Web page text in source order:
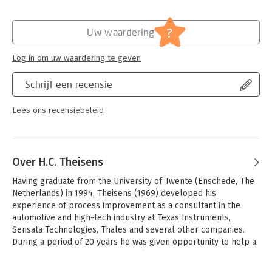
bepalen in hoeverre de organisatie klaar is om door te groeien
naar het volgende niveau. Daarbij wordt enerzijds gekeken
naar de toepassing van de technieken en anderzijds naar de
bijbehorende houding het gedrag van managers en
De beklimming naar de ‘Top of the Mountain’ is niet altijd
organisatorische obstakels. Om de top te bereiken zul je die
wegnemen. Tegelijkertijd is het ook een interessante reis,
altijd in het oog: het fantastische uitzicht.
Climbing the mountain
Schrijf een recensie
Lees ons recensiebeleid
Uw waardering ?
Log in om uw waardering te geven
Over H.C. Theisens
Having graduate from the University of Twente (Enschede, The
Netherlands) in 1994, Theisens (1969) developed his
experience of process improvement as a consultant in the
automotive and high-tech industry at Texas Instruments,
Sensata Technologies, Thales and several other companies.
During a period of 20 years he was given opportunity to help a